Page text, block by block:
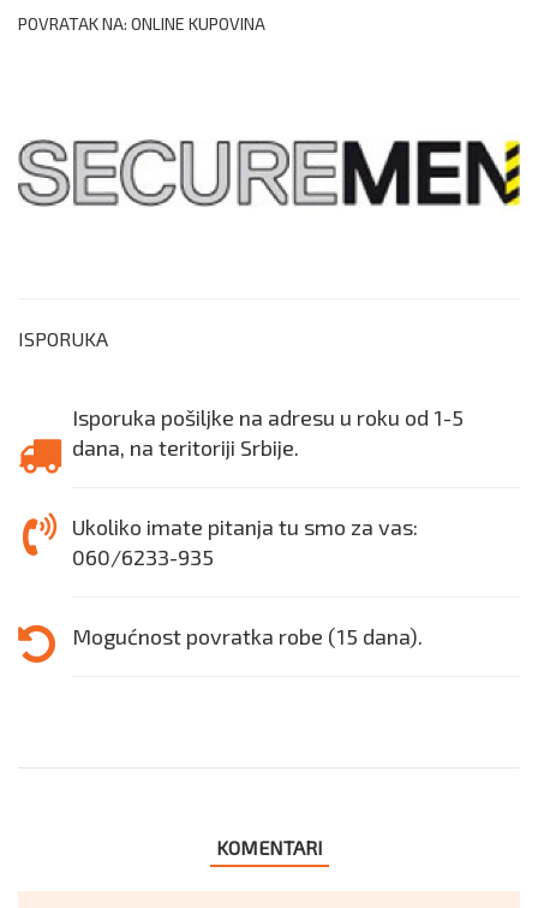
POVRATAK NA: ONLINE KUPOVINA
ISPORUKA
Isporuka pošiljke na adresu u roku od 1-5
dana, na teritoriji Srbije.
Ukoliko imate pitanja tu smo za vas:
060/6233-935
Mogućnost povratka robe (15 dana).
KOMENTARI